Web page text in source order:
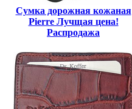
Сумка дорожная кожаная
Pierre Лучщая цена!
Распродажа